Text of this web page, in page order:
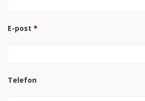
E-post *
Telefon